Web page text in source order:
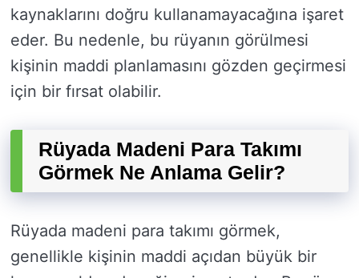
kaynaklarını doğru kullanamayacağına işaret
eder. Bu nedenle, bu rüyanın görülmesi
kişinin maddi planlamasını gözden geçirmesi
için bir fırsat olabilir.
Rüyada Madeni Para Takımı
Görmek Ne Anlama Gelir?
Rüyada madeni para takımı görmek,
genellikle kişinin maddi açıdan büyük bir